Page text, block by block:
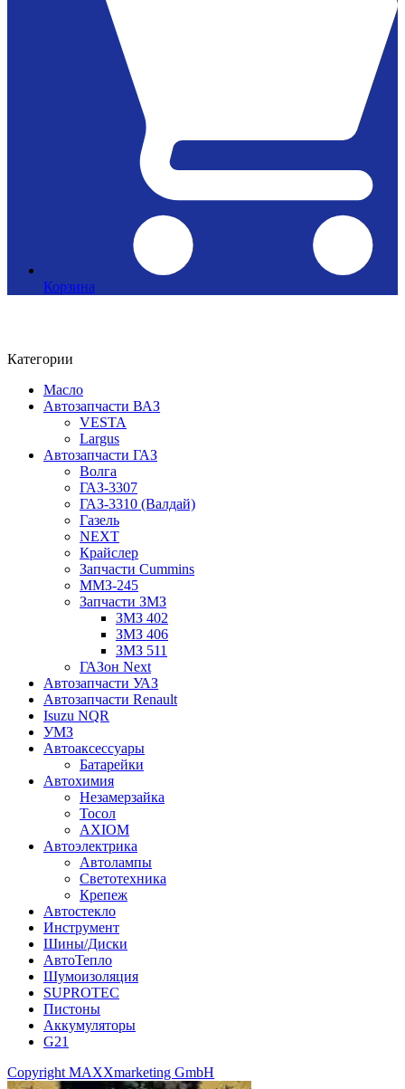
Корзина
Категории
Масло
Автозапчасти ВАЗ
VESTA
Largus
Автозапчасти ГАЗ
Волга
ГАЗ-3307
ГАЗ-3310 (Валдай)
Газель
NEXT
Крайслер
Запчасти Cummins
ММЗ-245
Запчасти ЗМЗ
ЗМЗ 402
ЗМЗ 406
ЗМЗ 511
ГАЗон Next
Автозапчасти УАЗ
Автозапчасти Renault
Isuzu NQR
УМЗ
Автоаксессуары
Батарейки
Автохимия
Незамерзайка
Тосол
AXIOM
Автоэлектрика
Автолампы
Светотехника
Крепеж
Автостекло
Инструмент
Шины/Диски
АвтоТепло
Шумоизоляция
SUPROTEC
Пистоны
Аккумуляторы
G21
Copyright MAXXmarketing GmbH